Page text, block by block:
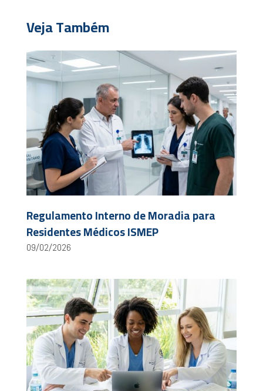
Veja Também
Regulamento Interno de Moradia para
Residentes Médicos ISMEP
09/02/2026